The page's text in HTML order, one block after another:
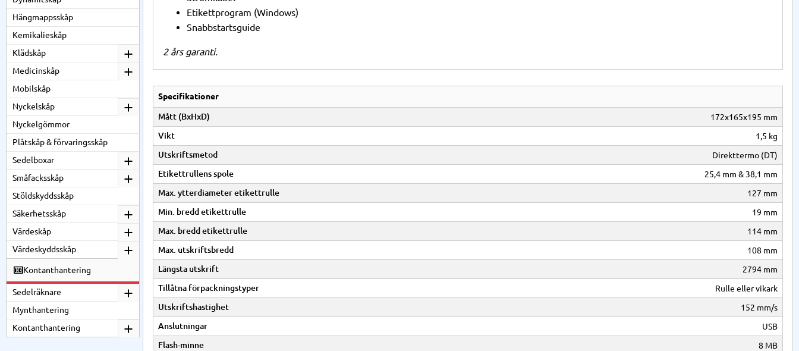
Etikettprogram (Windows)
Snabbstartsguide
2 års garanti.
Specifikationer
Mått (BxHxD)
172x165x195 mm
Vikt
1,5 kg
Utskriftsmetod
Direkttermo (DT)
Etikettrullens spole
25,4 mm & 38,1 mm
Max. ytterdiameter etikettrulle
127 mm
Min. bredd etikettrulle
19 mm
Max. bredd etikettrulle
114 mm
Max. utskriftsbredd
108 mm
Längsta utskrift
2794 mm
Tillåtna förpackningstyper
Rulle eller vikark
Utskriftshastighet
152 mm/s
Anslutningar
USB
Flash-minne
8 MB
Hängmappsskåp
Kemikalieskåp
Klädskåp
Medicinskåp
Mobilskåp
Nyckelskåp
Nyckelgömmor
Plåtskåp & förvaringsskåp
Sedelboxar
Småfacksskåp
Stöldskyddsskåp
Säkerhetsskåp
Värdeskåp
Värdeskyddsskåp
Kontanthantering
Sedelräknare
Mynthantering
Kontanthantering